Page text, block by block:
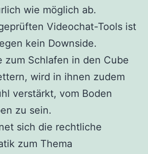
wie möglich ab.
Video­chat-Tools ist
kein Downside.
zum Schlafen in den Cube
wird in ihnen zudem
verstärkt, vom Boden
zu sein.
sich die rechtliche
zum Thema